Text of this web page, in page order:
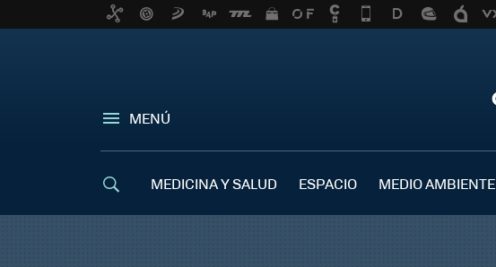
MENÚ
MEDICINA Y SALUD ESPACIO MEDIO AMBIENTE